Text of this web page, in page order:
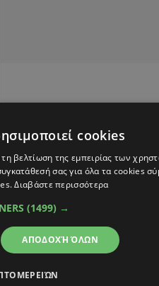
cookies
βελτίωση της εμπειρίας των
σας για όλα τα cookies
Διαβάστε περισσότερα
(1499) →
ΑΠΟΔΟΧΉ ΌΛΩΝ